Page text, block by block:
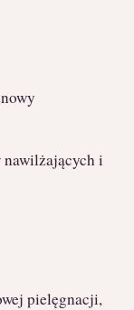
i
pielęgnacji,